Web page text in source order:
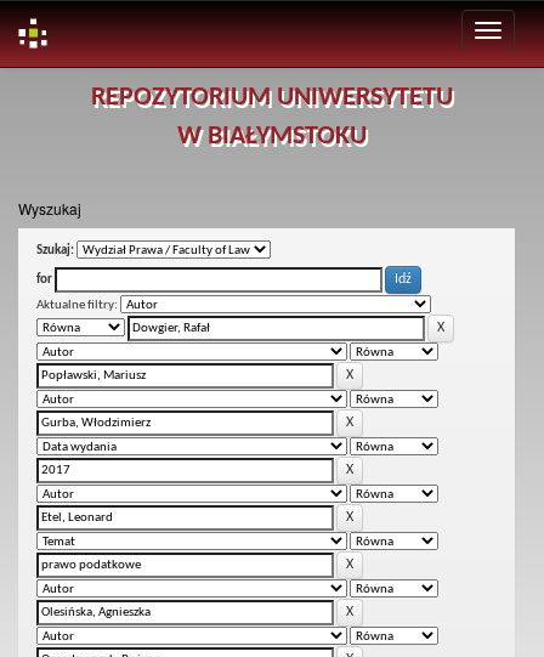
REPOZYTORIUM UNIWERSYTETU
W BIAŁYMSTOKU
Wyszukaj
Szukaj:
for
Aktualne filtry: